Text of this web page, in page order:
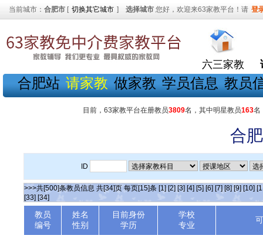
当前城市： 合肥市 [ 切换其它城市 ] 选择城市 您好，欢迎来63家教平台！请 登
六三家教
合肥站 请家教 做家教 学员信息 教员
目前，63家教平台在册教员3809名，其中明星教员163名
合
ID
>>>共[500]条教员信息 共[34]页 每页[15]条 [1] [2] [3] [4] [5] [6] [7] [8] [9] [10]
[33] [34]
教员
编号
姓名
性别
目前身份
学历
学校
专业